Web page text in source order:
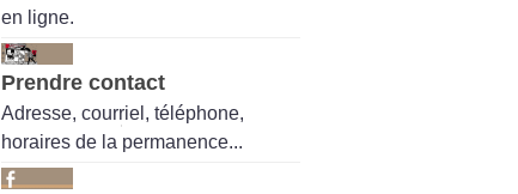
en ligne.
Prendre contact
Adresse, courriel, téléphone,
horaires de la permanence...